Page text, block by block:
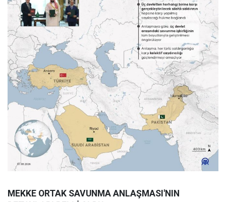
MEKKE ORTAK SAVUNMA ANLAŞMASI'NIN